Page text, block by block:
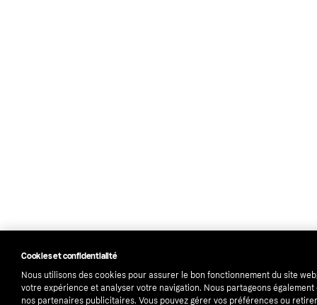
Cookies et confidentialité
Nous utilisons des cookies pour assurer le bon fonctionnement du site
votre expérience et analyser votre navigation. Nous partageons également
nos partenaires publicitaires. Vous pouvez gérer vos préférences ou